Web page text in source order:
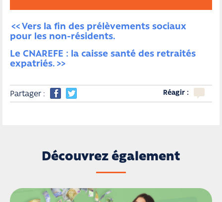
Vers la fin des prélèvements sociaux
pour les non-résidents.
Le CNAREFE : la caisse santé des retraités
expatriés.
Partager : Réagir :
Découvrez également